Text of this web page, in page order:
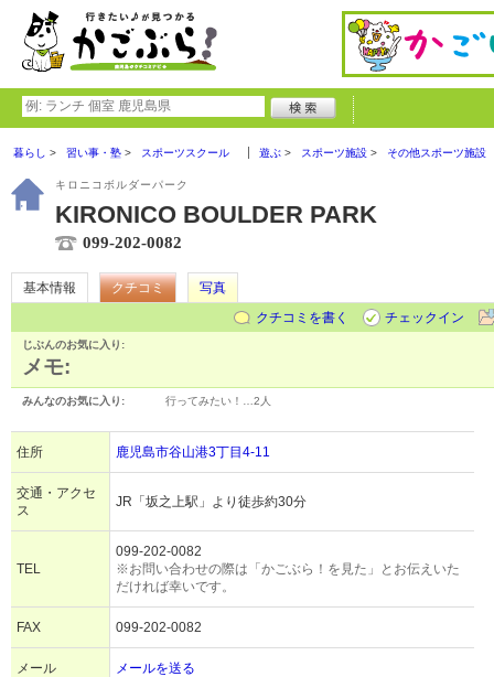
暮らし 習い事・塾 スポーツスクール 遊ぶ スポーツ施設 その他スポーツ施設
キロニコボルダーパーク
KIRONICO BOULDER PARK
099-202-0082
基本情報 クチコミ
写真
クチコミを書く
チェックイン
じぶんのお気に入り:
メモ:
みんなのお気に入り: 行ってみたい！… 2人
住所 鹿児島市谷山港3丁目4-11
交通・アクセ
ス
JR「坂之上駅」より徒歩約30分
TEL
099-202-0082
※お問い合わせの際は「かごぶら！を見た」とお伝えいた
だければ幸いです。
FAX 099-202-0082
メール メールを送る